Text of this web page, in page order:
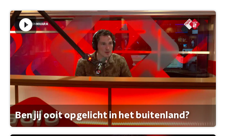
Ben jij ooit opgelicht in het buitenland?